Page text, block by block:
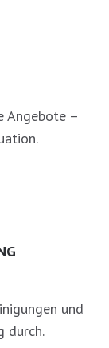
Angebote –
und
durch.